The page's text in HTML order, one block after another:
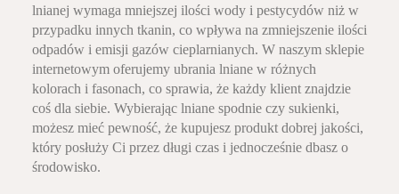
lnianej wymaga mniejszej ilości wody i pestycydów niż w
przypadku innych tkanin, co wpływa na zmniejszenie ilości
odpadów i emisji gazów cieplarnianych. W naszym sklepie
internetowym oferujemy ubrania lniane w różnych
kolorach i fasonach, co sprawia, że każdy klient znajdzie
coś dla siebie. Wybierając lniane spodnie czy sukienki,
możesz mieć pewność, że kupujesz produkt dobrej jakości,
który posłuży Ci przez długi czas i jednocześnie dbasz o
środowisko.